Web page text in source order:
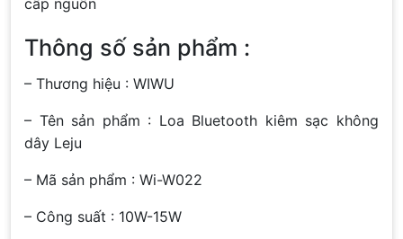
cấp nguồn
Thông số sản phẩm :
– Thương hiệu : WIWU
– Tên sản phẩm : Loa Bluetooth kiêm sạc không
dây Leju
– Mã sản phẩm : Wi-W022
– Công suất : 10W-15W